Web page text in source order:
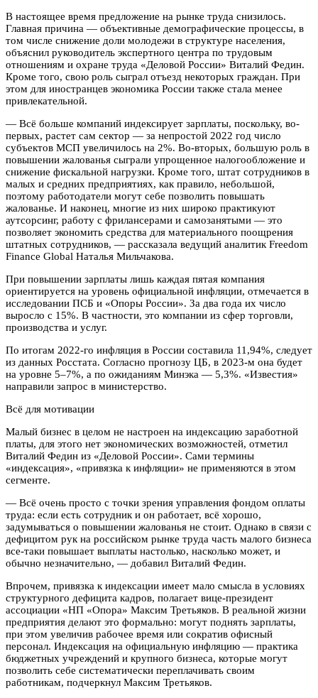
В настоящее время предложение на рынке труда снизилось.
Главная причина — объективные демографические процессы, в
том числе снижение доли молодежи в структуре населения,
объяснил руководитель экспертного центра по трудовым
отношениям и охране труда «Деловой России» Виталий Федин.
Кроме того, свою роль сыграл отъезд некоторых граждан. При
этом для иностранцев экономика России также стала менее
привлекательной.
— Всё больше компаний индексирует зарплаты, поскольку, во-
первых, растет сам сектор — за непростой 2022 год число
субъектов МСП увеличилось на 2%. Во-вторых, большую роль в
повышении жалованья сыграли упрощенное налогообложение и
снижение фискальной нагрузки. Кроме того, штат сотрудников в
малых и средних предприятиях, как правило, небольшой,
поэтому работодатели могут себе позволить повышать
жалованье. И наконец, многие из них широко практикуют
аутсорсинг, работу с фрилансерами и самозанятыми — это
позволяет экономить средства для материального поощрения
штатных сотрудников, — рассказала ведущий аналитик Freedom
Finance Global Наталья Мильчакова.
При повышении зарплаты лишь каждая пятая компания
ориентируется на уровень официальной инфляции, отмечается в
исследовании ПСБ и «Опоры России». За два года их число
выросло с 15%. В частности, это компании из сфер торговли,
производства и услуг.
По итогам 2022-го инфляция в России составила 11,94%, следует
из данных Росстата. Согласно прогнозу ЦБ, в 2023-м она будет
на уровне 5–7%, а по ожиданиям Минэка — 5,3%. «Известия»
направили запрос в министерство.
Всё для мотивации
Малый бизнес в целом не настроен на индексацию заработной
платы, для этого нет экономических возможностей, отметил
Виталий Федин из «Деловой России». Сами термины
«индексация», «привязка к инфляции» не применяются в этом
сегменте.
— Всё очень просто с точки зрения управления фондом оплаты
труда: если есть сотрудник и он работает, всё хорошо,
задумываться о повышении жалованья не стоит. Однако в связи с
дефицитом рук на российском рынке труда часть малого бизнеса
все-таки повышает выплаты настолько, насколько может, и
обычно незначительно, — добавил Виталий Федин.
Впрочем, привязка к индексации имеет мало смысла в условиях
структурного дефицита кадров, полагает вице-президент
ассоциации «НП «Опора» Максим Третьяков. В реальной жизни
предприятия делают это формально: могут поднять зарплаты,
при этом увеличив рабочее время или сократив офисный
персонал. Индексация на официальную инфляцию — практика
бюджетных учреждений и крупного бизнеса, которые могут
позволить себе систематически переплачивать своим
работникам, подчеркнул Максим Третьяков.